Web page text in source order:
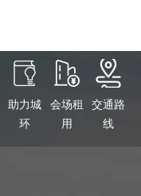
助力城
环
会场租
用
交通路
线